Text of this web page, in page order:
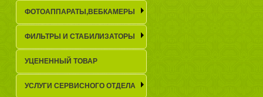
ФОТОАППАРАТЫ,ВЕБКАМЕРЫ
ФИЛЬТРЫ И СТАБИЛИЗАТОРЫ
УЦЕНЕННЫЙ ТОВАР
УСЛУГИ СЕРВИСНОГО ОТДЕЛА